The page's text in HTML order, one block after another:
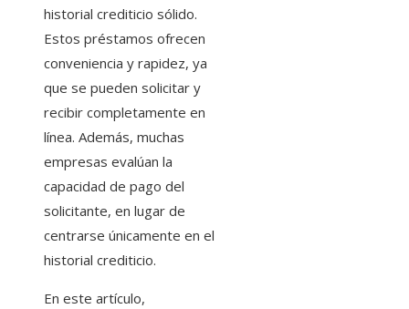
historial crediticio sólido.
Estos préstamos ofrecen
conveniencia y rapidez, ya
que se pueden solicitar y
recibir completamente en
línea. Además, muchas
empresas evalúan la
capacidad de pago del
solicitante, en lugar de
centrarse únicamente en el
historial crediticio.
En este artículo,